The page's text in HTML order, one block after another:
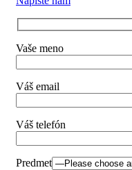
Vaše meno
Váš email
Váš telefón
Predmet